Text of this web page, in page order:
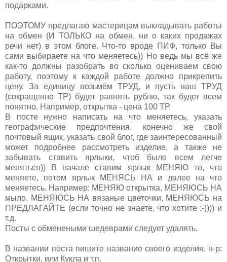
подарками.
ПОЭТОМУ предлагаю мастерицам выкладывать работы
на обмен (И ТОЛЬКО на обмен, ни о каких продажах
речи нет) в этом блоге. Что-то вроде ПИФ, только Вы
сами выбираете на что меняетесь)) Но ведь мы всё же
как-то должны разобрать во сколько оцениваем свою
работу, поэтому к каждой работе должно прикрепить
цену. За единицу возьмём ТРУД, и пусть наш ТРУД
(сокращенно ТР) будет равнять рублю, так будет всем
понятно. Например, открытка - цена 100 ТР.
В посте нужно написать на что меняетесь, указать
географические предпочтения, конечно же свой
почтовый ящик, указать свой блог, где заинтересованный
может подробнее рассмотреть изделие, а также не
забывать ставить ярлыки, чтоб было всем легче
меняться)) В начале ставим ярлык МЕНЯЮ то, что
меняете, потом ярлык МЕНЯСЬ НА и далее на что
меняетесь. Например: МЕНЯЮ открытка, МЕНЯЮСЬ НА
мыло, МЕНЯЮСЬ НА вязаные цветочки, МЕНЯЮСЬ на
ПРЕДЛАГАЙТЕ (если точно не знаете, что хотите :-)))) и
т.д.
Посты с обменеными шедеврами следует удалять.
В названии поста пишите название своего изделия, н-р:
Открытки, или Кукла и т.п.